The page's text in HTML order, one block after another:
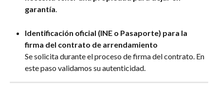
garantía.
Identificación oficial (INE o Pasaporte) para la
firma del contrato de arrendamiento
Se solicita durante el proceso de firma del contrato. En
este paso validamos su autenticidad.